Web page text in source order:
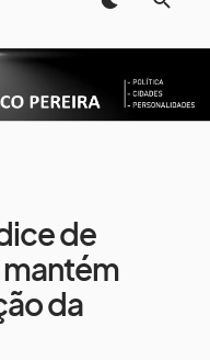
de
mantém
da